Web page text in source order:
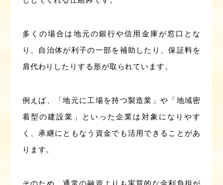
多くの場合は地元の銀行や信用金庫が窓口とな
り、自治体が利子の一部を補助したり、保証料を
肩代わりしたりする形が取られています。
例えば、「地元に工場を持つ製造業」や「地域密
着型の建設業」といった企業は対象になりやす
く、承継にともなう資金でも活用できることがあ
ります。